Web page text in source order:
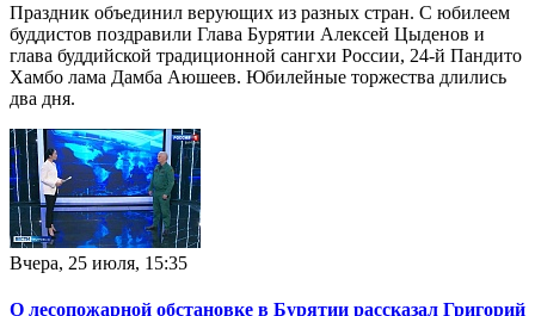
Праздник объединил верующих из разных стран. С юбилеем
буддистов поздравили Глава Бурятии Алексей Цыденов и
глава буддийской традиционной сангхи России, 24-й Пандито
Хамбо лама Дамба Аюшеев. Юбилейные торжества длились
два дня.
Вчера, 25 июля, 15:35
О лесопожарной обстановке в Бурятии рассказал Григорий